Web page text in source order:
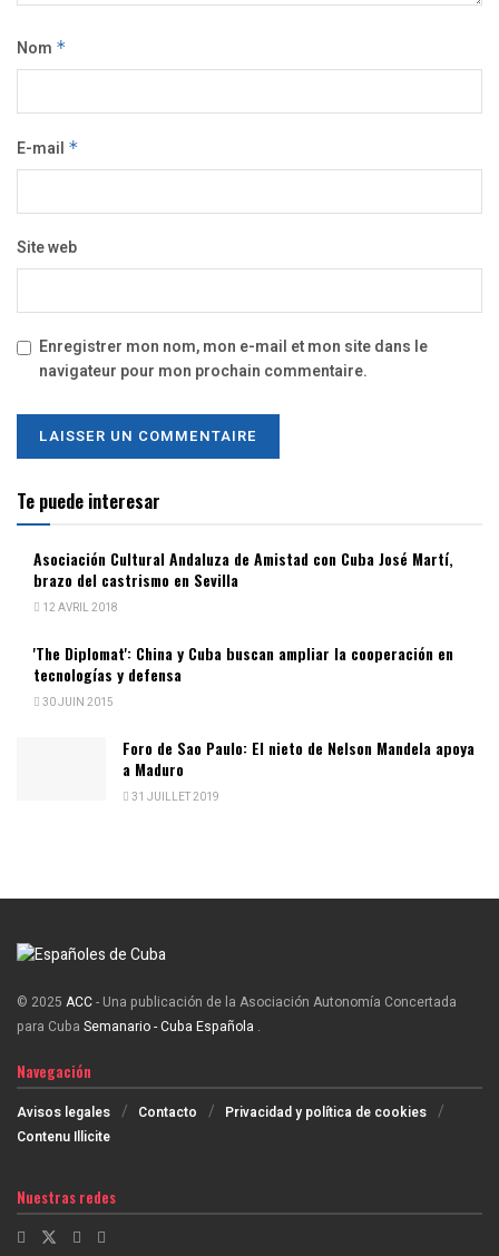
Nom *
E-mail *
Site web
Enregistrer mon nom, mon e-mail et mon site dans le
navigateur pour mon prochain commentaire.
Te puede interesar
Asociación Cultural Andaluza de Amistad con Cuba José Martí,
brazo del castrismo en Sevilla
12 AVRIL 2018
'The Diplomat': China y Cuba buscan ampliar la cooperación en
tecnologías y defensa
30 JUIN 2015
Foro de Sao Paulo: El nieto de Nelson Mandela apoya
a Maduro
31 JUILLET 2019
© 2025 ACC- Una publicación de la Asociación Autonomía Concertada
para Cuba Semanario - Cuba Española .
Navegación
Avisos legales Contacto
Privacidad y política de cookies
Contenu Illicite
Nuestras redes